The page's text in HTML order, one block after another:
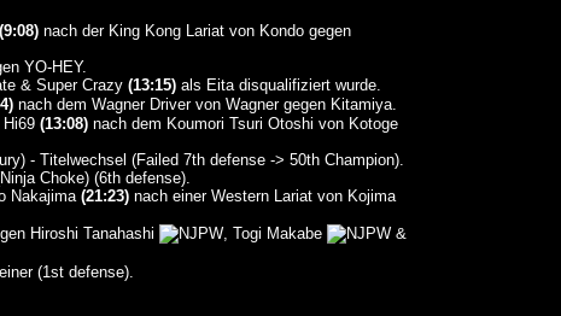
(9:08)nach der King Kong Lariat von Kondo gegen
YO-HEY.
& Super Crazy (13:15)als Eita disqualifiziert wurde.
nach dem Wagner Driver von Wagner gegen Kitamiya.
(13:08)nach dem Koumori Tsuri Otoshi von Kotoge
- Titelwechsel (Failed 7th defense -> 50th Champion).
Choke) (6th defense).
Nakajima (21:23)nach einer Western Lariat von Kojima
Hiroshi Tanahashi , Togi Makabe
&
(1st defense).